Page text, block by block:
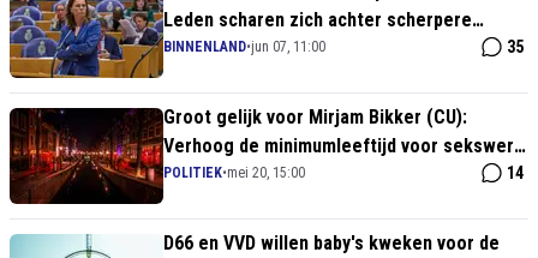
Leden scharen zich achter scherpere
asielkoers
BINNENLAND•jun 07, 11:00 35
Groot gelijk voor Mirjam Bikker (CU):
Verhoog de minimumleeftijd voor sekswerk
naar 21 jaar en bescherm jonge meiden!
POLITIEK•mei 20, 15:00 14
D66 en VVD willen baby's kweken voor de